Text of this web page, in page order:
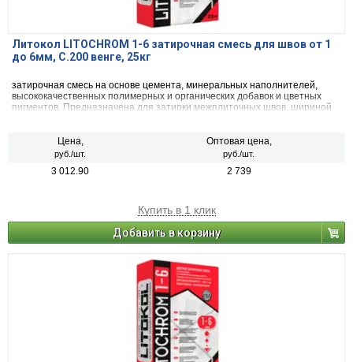
Литокол LITOCHROM 1-6 затирочная смесь для швов от 1
до 6мм, C.200 венге, 25кг
затирочная смесь на основе цемента, минеральных наполнителей,
высококачественных полимерных и органических добавок и цветных
пигментов. Предназначена для затирки межплиточных швов, шириной
агломератом.
Цена,
руб./шт.
Оптовая цена,
руб./шт.
3 012.90 2 739
Купить в 1 клик
Добавить в корзину